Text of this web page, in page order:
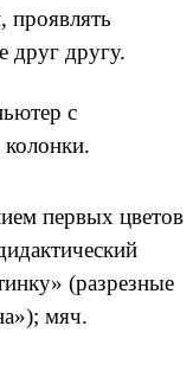
проявлять
друг другу.
с
первых цветов
(разрезные
мяч.